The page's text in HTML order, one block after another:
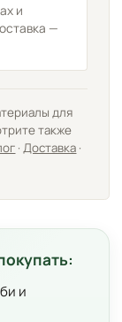
и
—
для
также
·Доставка ·
и